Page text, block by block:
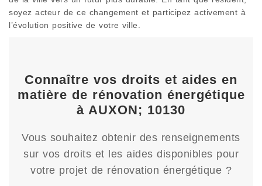
soyez acteur de ce changement et participez activement à
l’évolution positive de votre ville.
Connaître vos droits et aides en
matière de rénovation énergétique
à AUXON; 10130
Vous souhaitez obtenir des renseignements
sur vos droits et les aides disponibles pour
votre projet de rénovation énergétique ?